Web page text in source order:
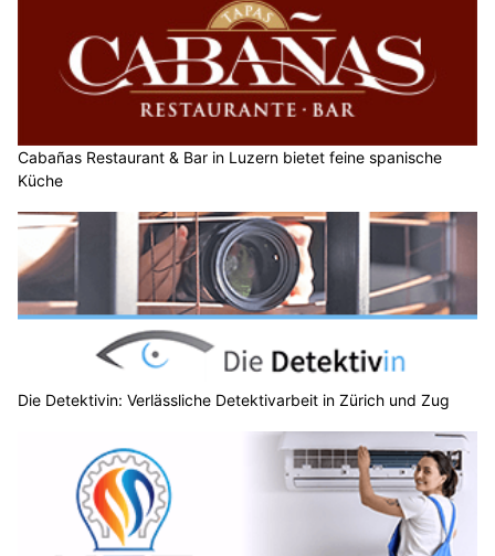
Cabañas Restaurant & Bar in Luzern bietet feine spanische
Küche
Die Detektivin: Verlässliche Detektivarbeit in Zürich und Zug